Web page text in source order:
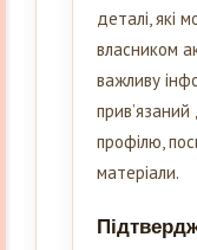
деталі, які
власником
важливу
профілю,
матеріали.